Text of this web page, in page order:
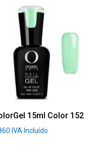
15ml Color 152
IVA Incluído